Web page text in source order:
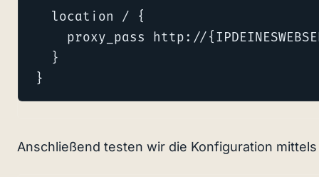
  location / {
proxy_pass http://
  }
}
Anschließend testen wir die Konfiguration mittels